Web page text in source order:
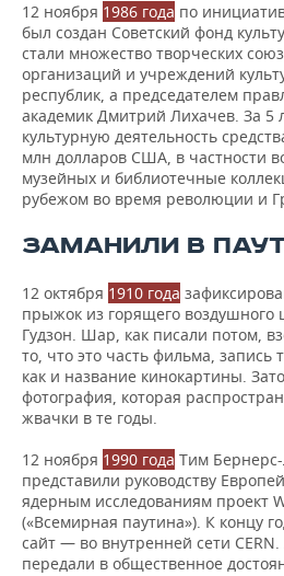
12 ноября 1986 года по
был создан Советский фонд
стали множество творческих
организаций и учреждений
республик, а председателем
академик Дмитрий Лихачев. За 5
культурную деятельность
млн долларов США, в частности
музейных и библиотечные
рубежом во время революции и
ЗАМАНИЛИ В
12 октября 1910 года
прыжок из горящего воздушного
Гудзон. Шар, как писали потом,
то, что это часть фильма, запись
как и название кинокартины.
фотография, которая
жвачки в те годы.
12 ноября 1990 года Тим
представили руководству
ядерным исследованиям проект
(«Всемирная паутина»). К концу
сайт — во внутренней сети
передали в общественное